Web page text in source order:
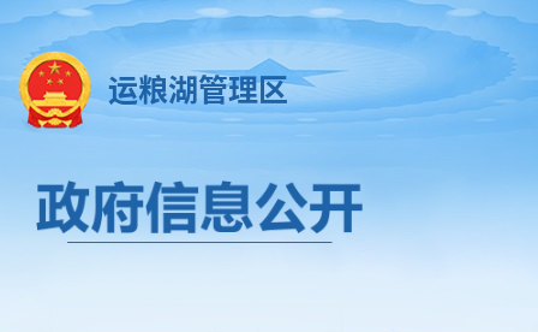
运粮湖管理区